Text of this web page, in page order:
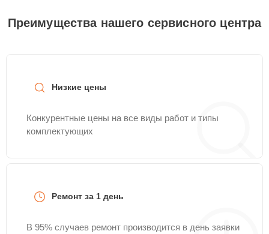
Преимущества нашего сервисного центра
Низкие цены
Конкурентные цены на все виды работ и типы
комплектующих
Ремонт за 1 день
В 95% случаев ремонт производится в день заявки